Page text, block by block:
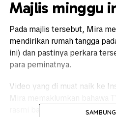
Majlis minggu
Pada majlis tersebut, Mira
mendirikan rumah tangga
ini) dan pastinya perkara
para peminatnya.
Video yang di muat naik ke
rasmi bagi majlis